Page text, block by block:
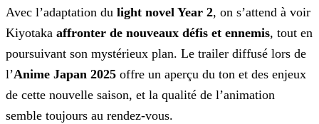
Avec l’adaptation du light novel Year 2, on s’attend à voir
Kiyotaka affronter de nouveaux défis et ennemis, tout en
poursuivant son mystérieux plan. Le trailer diffusé lors de
l’Anime Japan 2025 offre un aperçu du ton et des enjeux
de cette nouvelle saison, et la qualité de l’animation
semble toujours au rendez-vous.